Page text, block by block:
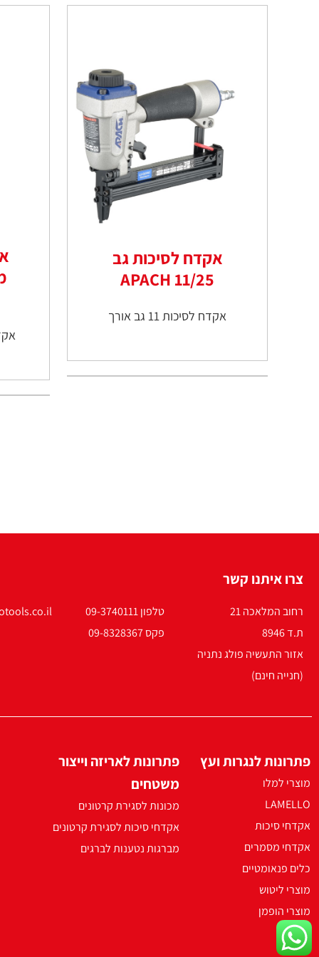
אקדח לסיכות גב
11/25 APACH
אקדח לסיכות 11 גב אורך
צרו איתנו קשר
רחוב המלאכה 21
ת.ד 8946
אזור התעשיה פולג נתניה
(חנייה חינם)
טלפון 09-3740111
פקס 09-8328367
פתרונות לנגרות ועץ
מוצרי למלו
LAMELLO
אקדחי סיכות
אקדחי מסמרים
כלים פנאומטיים
מוצרי ליטוש
מוצרי הופמן
פתרונות לאריזה וייצור
משטחים
מכונות לסגירת קרטונים
אקדחי סיכות לסגירת קרטונים
מברגות נטענות לברגים